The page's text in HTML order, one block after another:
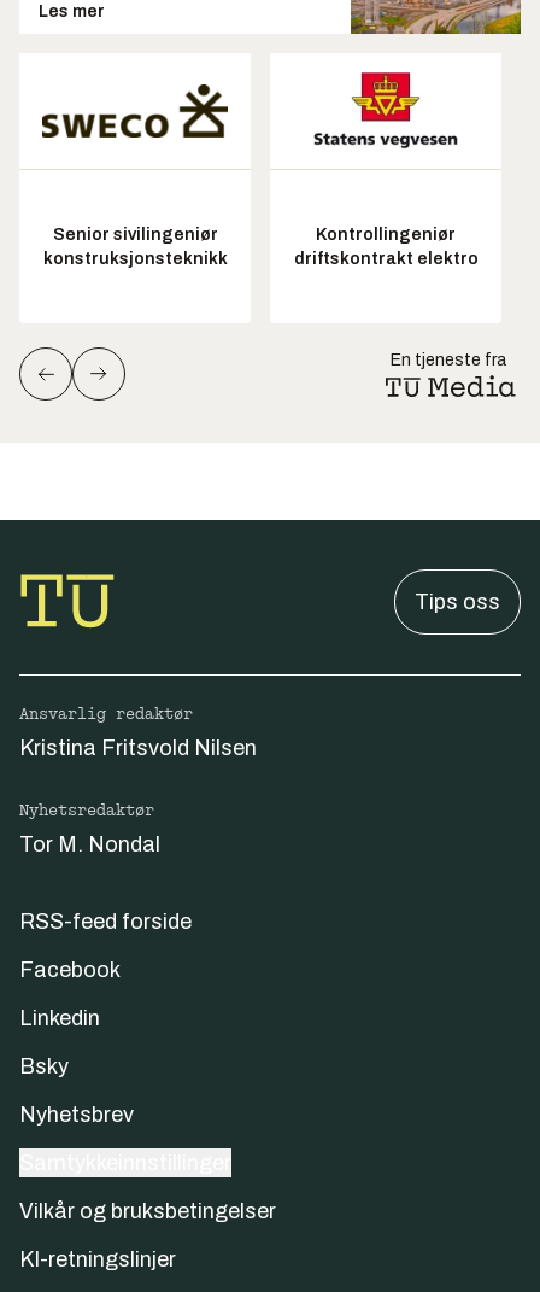
Les mer
Senior sivilingeniør
konstruksjonsteknikk
Kontrollingeniør
driftskontrakt elektro
En tjeneste fra
Tips oss
Ansvarlig redaktør
Kristina Fritsvold Nilsen
Nyhetsredaktør
Tor M. Nondal
RSS-feed forside
Facebook
Linkedin
Bsky
Nyhetsbrev
Vilkår og bruksbetingelser
KI-retningslinjer